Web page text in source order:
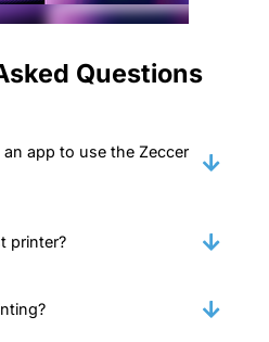
Questions
app to use the Zeccer
printer?